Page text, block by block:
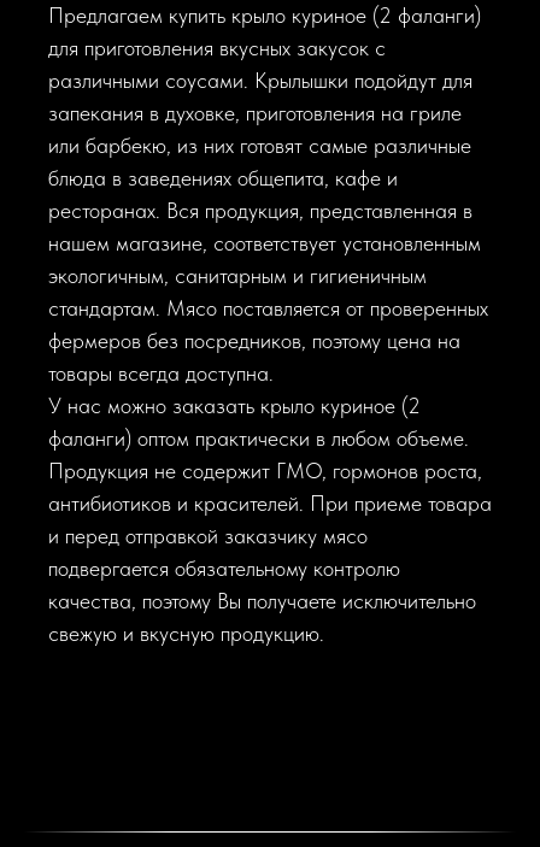
Предлагаем купить крыло куриное (2 фаланги)
для приготовления вкусных закусок с
различными соусами. Крылышки подойдут для
запекания в духовке, приготовления на гриле
или барбекю, из них готовят самые различные
блюда в заведениях общепита, кафе и
ресторанах. Вся продукция, представленная в
нашем магазине, соответствует установленным
экологичным, санитарным и гигиеничным
стандартам. Мясо поставляется от проверенных
фермеров без посредников, поэтому цена на
товары всегда доступна.
У нас можно заказать крыло куриное (2
фаланги) оптом практически в любом объеме.
Продукция не содержит ГМО, гормонов роста,
антибиотиков и красителей. При приеме товара
и перед отправкой заказчику мясо
подвергается обязательному контролю
качества, поэтому Вы получаете исключительно
свежую и вкусную продукцию.